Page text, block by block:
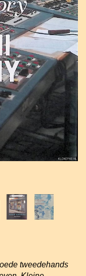
tweedehands